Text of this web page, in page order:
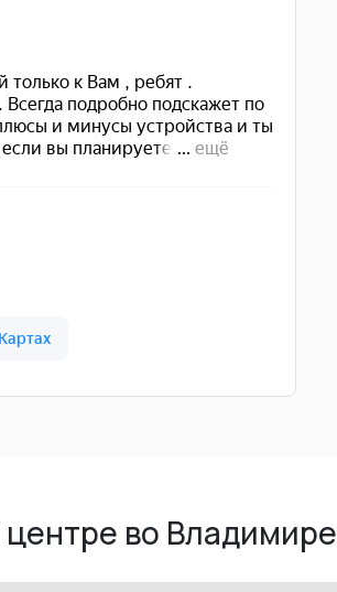
во Владимире